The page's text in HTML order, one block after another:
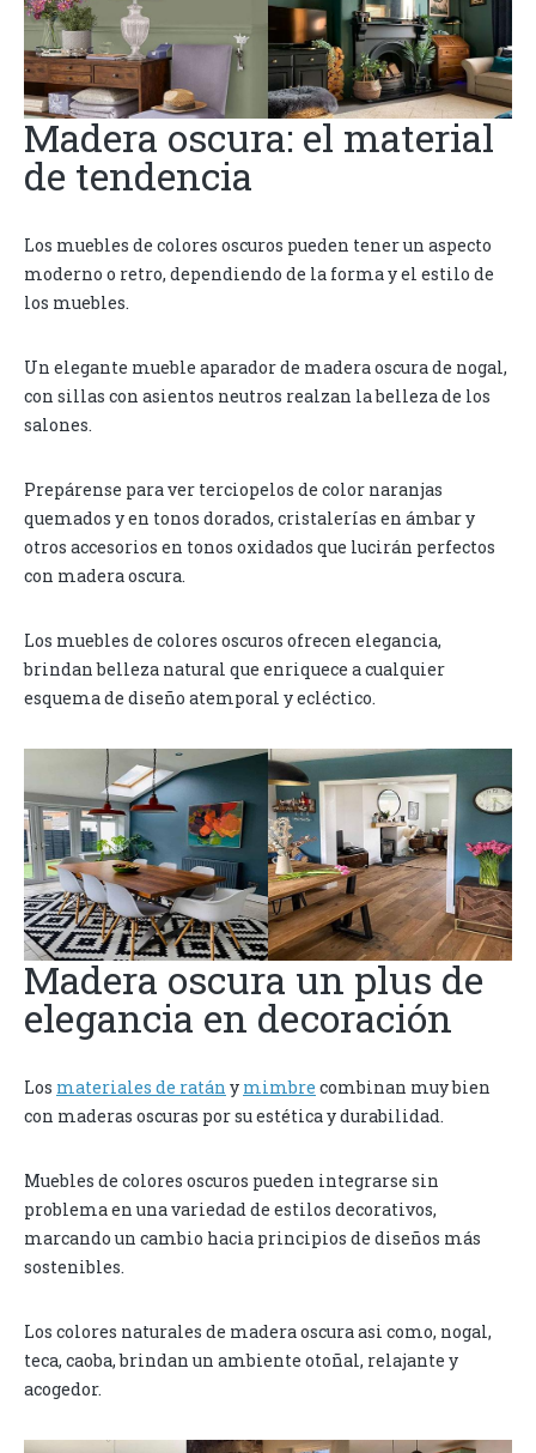
Madera oscura: el material
de tendencia
Los muebles de colores oscuros pueden tener un aspecto
moderno o retro, dependiendo de la forma y el estilo de
los muebles.
Un elegante mueble aparador de madera oscura de nogal,
con sillas con asientos neutros realzan la belleza de los
salones.
Prepárense para ver terciopelos de color naranjas
quemados y en tonos dorados, cristalerías en ámbar y
otros accesorios en tonos oxidados que lucirán perfectos
con madera oscura.
Los muebles de colores oscuros ofrecen elegancia,
brindan belleza natural que enriquece a cualquier
esquema de diseño atemporal y ecléctico.
Madera oscura un plus de
elegancia en decoración
Los materiales de ratán y mimbre combinan muy bien
con maderas oscuras por su estética y durabilidad.
Muebles de colores oscuros pueden integrarse sin
problema en una variedad de estilos decorativos,
marcando un cambio hacia principios de diseños más
sostenibles.
Los colores naturales de madera oscura asi como, nogal,
teca, caoba, brindan un ambiente otoñal, relajante y
acogedor.